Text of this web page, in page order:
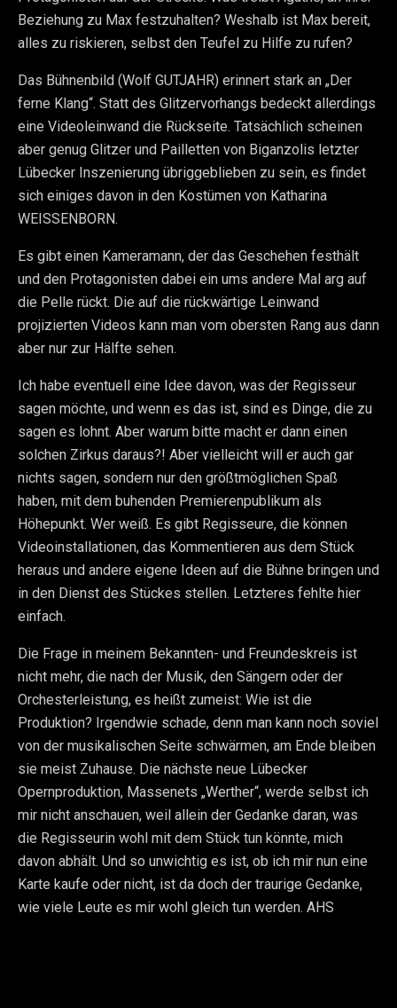
Beziehung zu Max festzuhalten? Weshalb ist Max bereit,
alles zu riskieren, selbst den Teufel zu Hilfe zu rufen?
Das Bühnenbild (Wolf GUTJAHR) erinnert stark an „Der
ferne Klang“. Statt des Glitzervorhangs bedeckt allerdings
eine Videoleinwand die Rückseite. Tatsächlich scheinen
aber genug Glitzer und Pailletten von Biganzolis letzter
Lübecker Inszenierung übriggeblieben zu sein, es findet
sich einiges davon in den Kostümen von Katharina
WEISSENBORN.
Es gibt einen Kameramann, der das Geschehen festhält
und den Protagonisten dabei ein ums andere Mal arg auf
die Pelle rückt. Die auf die rückwärtige Leinwand
projizierten Videos kann man vom obersten Rang aus dann
aber nur zur Hälfte sehen.
Ich habe eventuell eine Idee davon, was der Regisseur
sagen möchte, und wenn es das ist, sind es Dinge, die zu
sagen es lohnt. Aber warum bitte macht er dann einen
solchen Zirkus daraus?! Aber vielleicht will er auch gar
nichts sagen, sondern nur den größtmöglichen Spaß
haben, mit dem buhenden Premierenpublikum als
Höhepunkt. Wer weiß. Es gibt Regisseure, die können
Videoinstallationen, das Kommentieren aus dem Stück
heraus und andere eigene Ideen auf die Bühne bringen und
in den Dienst des Stückes stellen. Letzteres fehlte hier
einfach.
Die Frage in meinem Bekannten- und Freundeskreis ist
nicht mehr, die nach der Musik, den Sängern oder der
Orchesterleistung, es heißt zumeist: Wie ist die
Produktion? Irgendwie schade, denn man kann noch soviel
von der musikalischen Seite schwärmen, am Ende bleiben
sie meist Zuhause. Die nächste neue Lübecker
Opernproduktion, Massenets „Werther“, werde selbst ich
mir nicht anschauen, weil allein der Gedanke daran, was
die Regisseurin wohl mit dem Stück tun könnte, mich
davon abhält. Und so unwichtig es ist, ob ich mir nun eine
Karte kaufe oder nicht, ist da doch der traurige Gedanke,
wie viele Leute es mir wohl gleich tun werden. AHS